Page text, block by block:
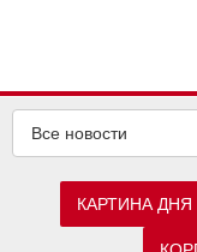
Все новости
КАРТИНА ДНЯ